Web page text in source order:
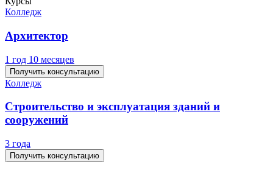
Колледж
Архитектор
1 год 10 месяцев
Получить консультацию
Колледж
Строительство и эксплуатация зданий и
сооружений
3 года
Получить консультацию